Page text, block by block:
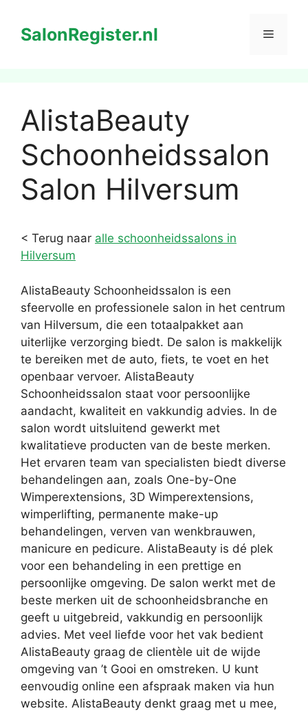
naarSalonRegister.nl Menu
AlistaBeauty
Schoonheidssalon
Salon Hilversum
< Terug naar alle schoonheidssalons in
Hilversum
AlistaBeauty Schoonheidssalon is een
sfeervolle en professionele salon in het centrum
van Hilversum, die een totaalpakket aan
uiterlijke verzorging biedt. De salon is makkelijk
te bereiken met de auto, fiets, te voet en het
openbaar vervoer. AlistaBeauty
Schoonheidssalon staat voor persoonlijke
aandacht, kwaliteit en vakkundig advies. In de
salon wordt uitsluitend gewerkt met
kwalitatieve producten van de beste merken.
Het ervaren team van specialisten biedt diverse
behandelingen aan, zoals One-by-One
Wimperextensions, 3D Wimperextensions,
wimperlifting, permanente make-up
behandelingen, verven van wenkbrauwen,
manicure en pedicure. AlistaBeauty is dé plek
voor een behandeling in een prettige en
persoonlijke omgeving. De salon werkt met de
beste merken uit de schoonheidsbranche en
geeft u uitgebreid, vakkundig en persoonlijk
advies. Met veel liefde voor het vak bedient
AlistaBeauty graag de clientèle uit de wijde
omgeving van ’t Gooi en omstreken. U kunt
eenvoudig online een afspraak maken via hun
website. AlistaBeauty denkt graag met u mee,